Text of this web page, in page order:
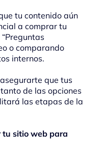
tu contenido aún
a comprar tu
o comparando
internos.
que tus
de las opciones
las etapas de la
tu sitio web para